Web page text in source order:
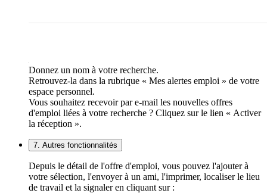
Donnez un nom à votre recherche.
Retrouvez-la dans la rubrique « Mes alertes emploi » de votre
espace personnel.
Vous souhaitez recevoir par e-mail les nouvelles offres
d'emploi liées à votre recherche ? Cliquez sur le lien « Activer
la réception ».
7. Autres fonctionnalités
Depuis le détail de l'offre d'emploi, vous pouvez l'ajouter à
votre sélection, l'envoyer à un ami, l'imprimer, localiser le lieu
de travail et la signaler en cliquant sur :